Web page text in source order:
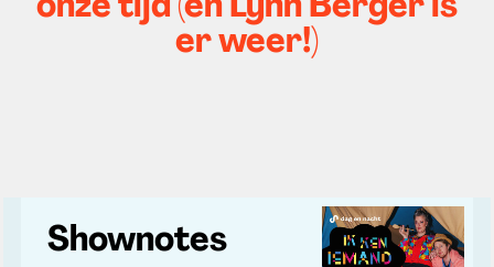
onze tijd (en Lynn Berger is
er weer!)
Shownotes